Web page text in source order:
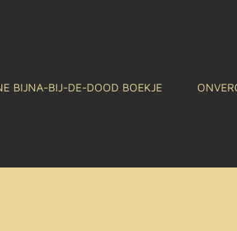
BIJNA-BIJ-DE-DOOD BOEKJE